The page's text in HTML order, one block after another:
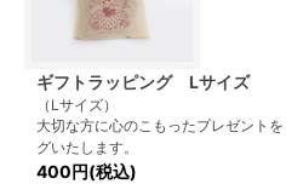
ギフトラッピング Lサイズ
（Lサイズ）
大切な方に心のこもったプレゼント
グいたします。
400円(税込)